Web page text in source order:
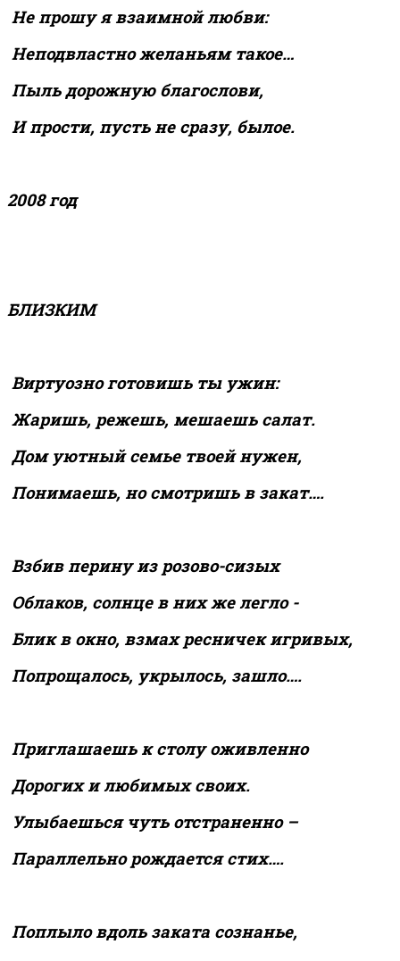
Не прошу я взаимной любви:
Неподвластно желаньям такое…
Пыль дорожную благослови,
И прости, пусть не сразу, былое.
2008 год
БЛИЗКИМ
Виртуозно готовишь ты ужин:
Жаришь, режешь, мешаешь салат.
Дом уютный семье твоей нужен,
Понимаешь, но смотришь в закат….
Взбив перину из розово-сизых
Облаков, солнце в них же легло -
Блик в окно, взмах ресничек игривых,
Попрощалось, укрылось, зашло….
Приглашаешь к столу оживленно
Дорогих и любимых своих.
Улыбаешься чуть отстраненно –
Параллельно рождается стих….
Поплыло вдоль заката сознанье,